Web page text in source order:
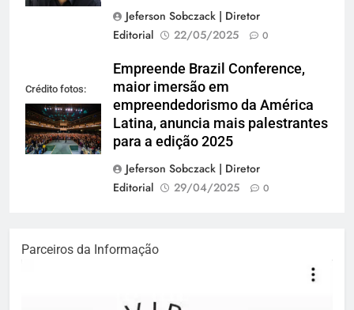
Jeferson Sobczack | Diretor
Editorial
22/05/2025 0
Crédito fotos:
divulgação EBC
Empreende Brazil Conference,
maior imersão em
empreendedorismo da América
Latina, anuncia mais palestrantes
para a edição 2025
Jeferson Sobczack | Diretor
Editorial
29/04/2025 0
Parceiros da Informação